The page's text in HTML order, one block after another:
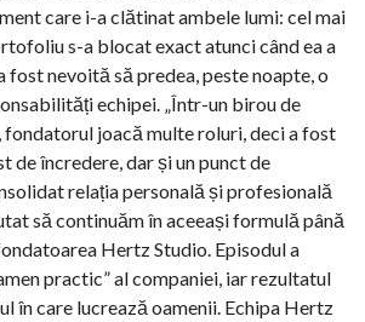
care i-a clătinat ambele lumi: cel mai
s-a blocat exact atunci când ea a
fost nevoită să predea, peste noapte, o
echipei. „Într-un birou de
fondatorul joacă multe roluri, deci a fost
de încredere, dar și un punct de
relația personală și profesională
să continuăm în aceeași formulă până
Hertz Studio. Episodul a
practic” al companiei, iar rezultatul
în care lucrează oamenii. Echipa Hertz